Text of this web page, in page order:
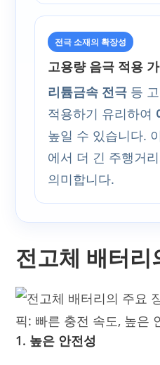
전극 소재의 확장성
고용량 음극 적용
리튬금속 전극 등
적용하기 유리하여
높일 수 있습니다.
에서 더 긴 주행거
의미합니다.
전고체 배터리
1. 높은 안전성